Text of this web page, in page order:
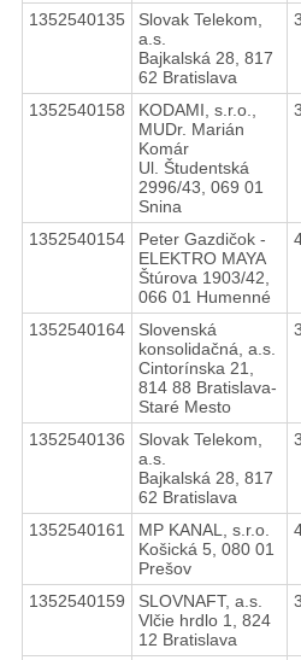
1352540135
Slovak Telekom,
a.s.
Bajkalská 28, 817
62 Bratislava
1352540158
KODAMI, s.r.o.,
MUDr. Marián
Komár
Ul. Študentská
2996/43, 069 01
Snina
1352540154
Peter Gazdičok -
ELEKTRO MAYA
Štúrova 1903/42,
066 01 Humenné
1352540164
Slovenská
konsolidačná, a.s.
Cintorínska 21,
814 88 Bratislava-
Staré Mesto
1352540136
Slovak Telekom,
a.s.
Bajkalská 28, 817
62 Bratislava
1352540161
MP KANAL, s.r.o.
Košická 5, 080 01
Prešov
1352540159
SLOVNAFT, a.s.
Vlčie hrdlo 1, 824
12 Bratislava